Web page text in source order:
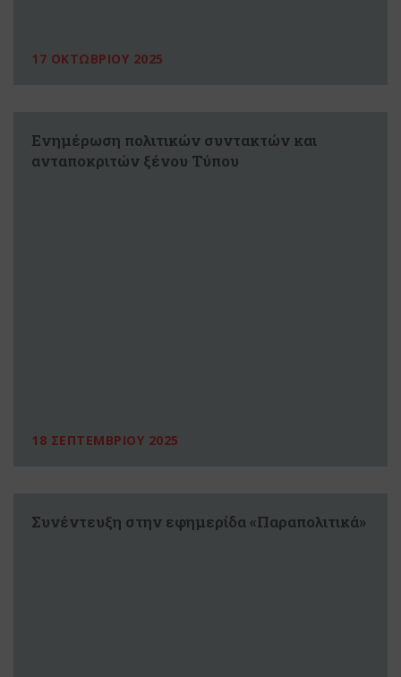
17 ΟΚΤΩΒΡΙΟΥ 2025
Ενημέρωση πολιτικών συντακτών και
ανταποκριτών ξένου Τύπου
18 ΣΕΠΤΕΜΒΡΙΟΥ 2025
Συνέντευξη στην εφημερίδα «Παραπολιτικά»